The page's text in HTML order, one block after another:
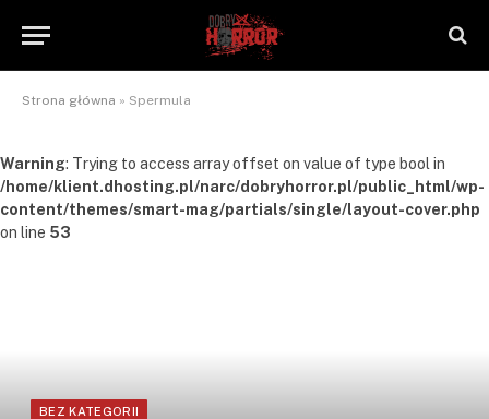
Strona główna » Spermula
Warning: Trying to access array offset on value of type bool in
/home/klient.dhosting.pl/narc/dobryhorror.pl/public_html/wp-
content/themes/smart-mag/partials/single/layout-cover.php
on line 53
BEZ KATEGORII